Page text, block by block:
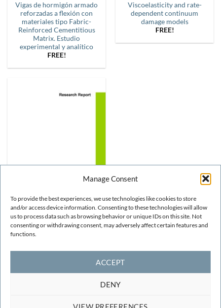
Manage Consent
To provide the best experiences, we use technologies like cookies to store
and/or access device information. Consenting to these technologies will allow
us to process data such as browsing behavior or unique IDs on this site. Not
consenting or withdrawing consent, may adversely affect certain features and
functions.
ACCEPT
DENY
Vigas de hormigón armado
reforzadas a flexión con
materiales tipo Fabric-
Reinforced Cementitious
Matrix. Estudio
experimental y analítico
FREE!
Viscoelasticity and rate-
dependent continuum
damage models
FREE!
Viscous Damage Model for
Timoshenko Beam
Structures